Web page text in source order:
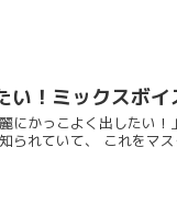
い！ミックスボ
麗にかっこよく出したい
られていて、 これをマ